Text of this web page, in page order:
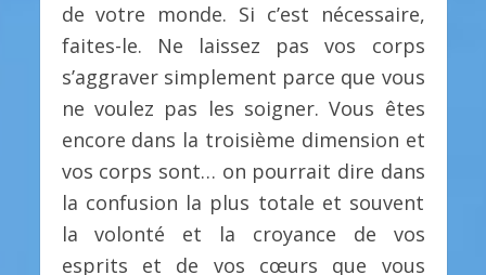
de votre monde. Si c’est nécessaire,
faites-le. Ne laissez pas vos corps
s’aggraver simplement parce que vous
ne voulez pas les soigner. Vous êtes
encore dans la troisième dimension et
vos corps sont… on pourrait dire dans
la confusion la plus totale et souvent
la volonté et la croyance de vos
esprits et de vos cœurs que vous